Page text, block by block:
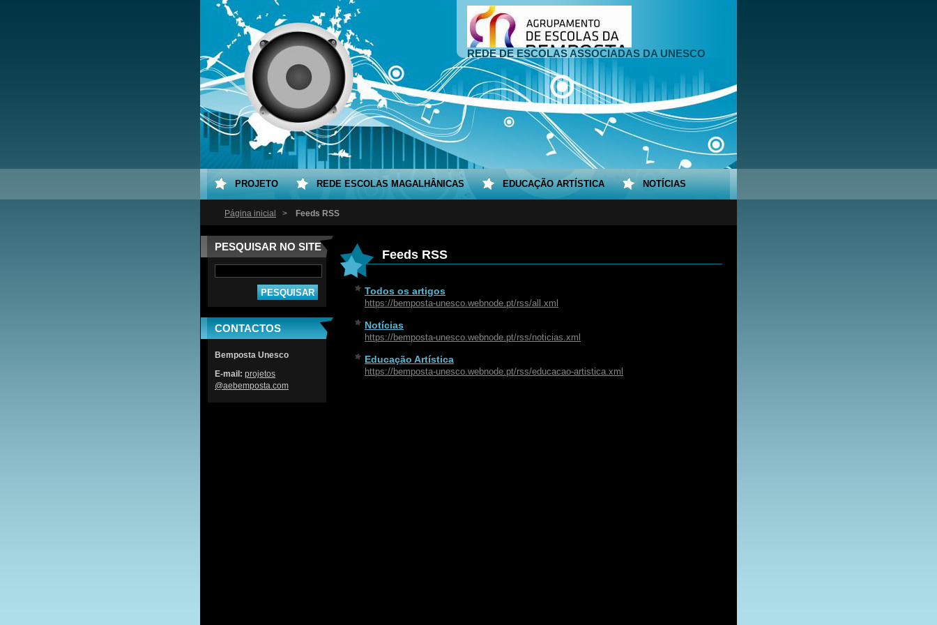
REDE DE ESCOLAS ASSOCIADAS DA UNESCO
Página inicial > Feeds RSS
PESQUISAR NO SITE
CONTACTOS
Bemposta Unesco
E-mail: projetos
@aebemposta.com
Feeds RSS
Todos os artigos
https://bemposta-unesco.webnode.pt/rss/all.xml
Notícias
https://bemposta-unesco.webnode.pt/rss/noticias.xml
Educação Artística
https://bemposta-unesco.webnode.pt/rss/educacao-artistica.xml
PROJETO REDE ESCOLAS MAGALHÂNICAS EDUCAÇÃO ARTÍSTICA NOTÍCIAS